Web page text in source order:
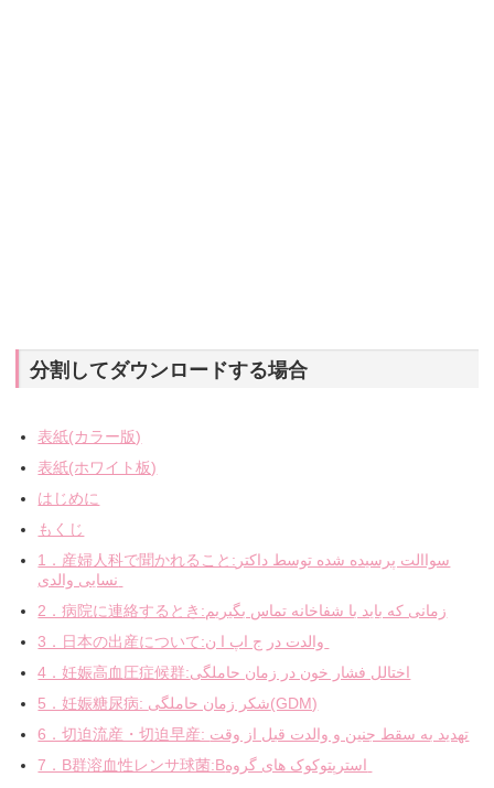
分割してダウンロードする場合
表紙(カラー版)
表紙(ホワイト板)
はじめに
もくじ
1．産婦人科で聞かれること:سواالت پرسیده شده توسط داکتر
2．病院に連絡するとき:زمانی که باید با شفاخانه تماس بگیریم
4．妊娠高血圧症候群:اختالل فشار خون در زمان حاملگی
5．妊娠糖尿病: شکر زمان حاملگی(GDM)
6．切迫流産・切迫早産: تهدید به سقط جنین و والدت قبل از وقت